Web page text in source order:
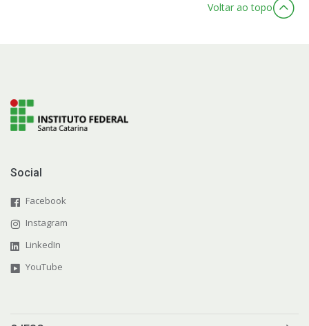
Voltar ao topo
Social
Facebook
Instagram
LinkedIn
YouTube